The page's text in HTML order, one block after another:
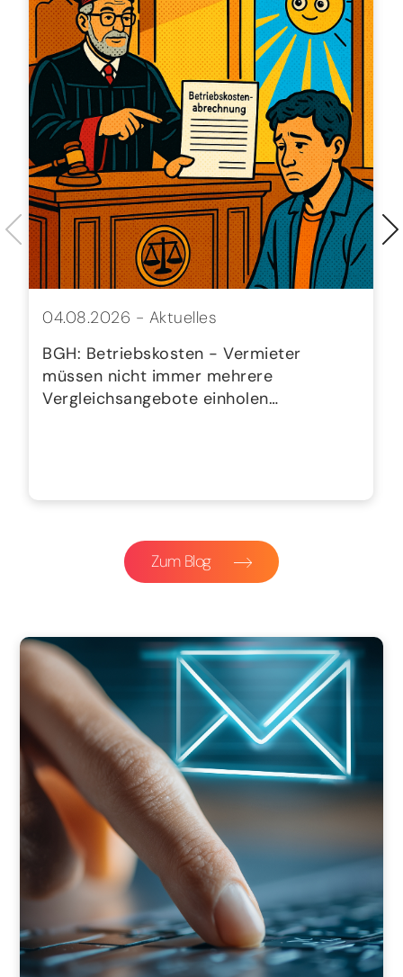
04.08.2026 - Aktuelles
BGH: Betriebskosten - Vermieter
müssen nicht immer mehrere
Vergleichsangebote einholen…
Zum Blog